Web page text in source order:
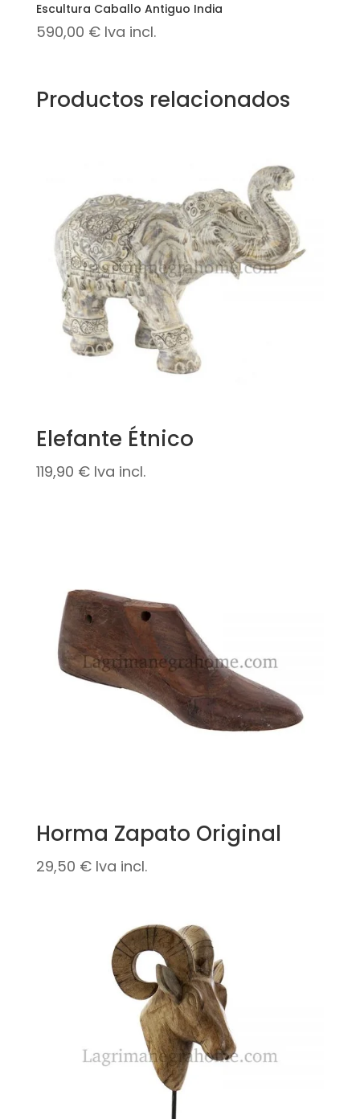
Escultura Caballo Antiguo India
590,00 € Iva incl.
Productos relacionados
Elefante Étnico
119,90 € Iva incl.
Horma Zapato Original
29,50 € Iva incl.